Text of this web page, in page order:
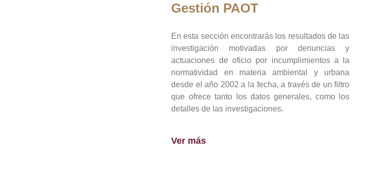
Gestión PAOT
En esta sección encontrarás los resultados de las
investigación motivadas por denuncias y
actuaciones de oficio por incumplimientos a la
normatividad en materia ambiental y urbana
desde el año 2002 a la fecha, a través de un filtro
que ofrece tanto los datos generales, como los
detalles de las investigaciones.
Ver más